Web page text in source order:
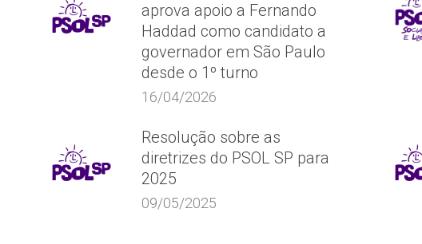
aprova apoio a Fernando
Haddad como candidato a
governador em São Paulo
desde o 1º turno
16/04/2026
Resolução sobre as
diretrizes do PSOL SP para
2025
09/05/2025